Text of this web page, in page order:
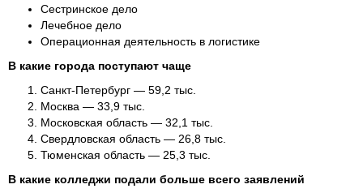
Сестринское дело
Лечебное дело
Операционная деятельность в логистике
В какие города поступают чаще
Санкт-Петербург — 59,2 тыс.
Москва — 33,9 тыс.
Московская область — 32,1 тыс.
Свердловская область — 26,8 тыс.
Тюменская область — 25,3 тыс.
В какие колледжи подали больше всего заявлений